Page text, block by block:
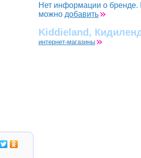
Нет информации о
можно добавить
Kiddieland,
интернет-магазины